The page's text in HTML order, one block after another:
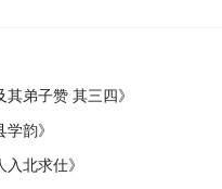
弟子赞 其三四》
韵》
北求仕》